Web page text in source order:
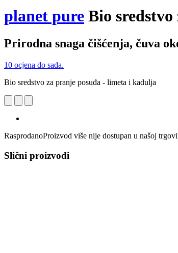
planet pure Bio
Prirodna snaga čišćenja, čuva
10 ocjena do sada.
Bio sredstvo za pranje posuđa - limeta i kadulja
RasprodanoProizvod više nije dostupan u našoj
Slični proizvodi